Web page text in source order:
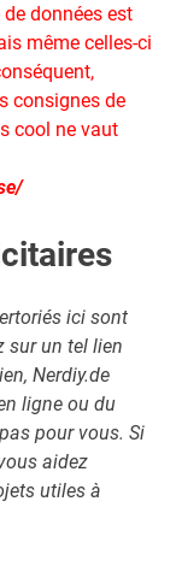
données est
même celles-ci
consignes de
cool ne vaut
ici sont
sur un tel lien
Nerdiy.de
ligne ou du
pour vous. Si
aidez
utiles à